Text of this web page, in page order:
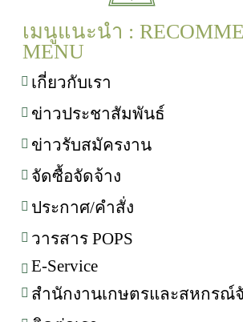
เมนูแนะนำ :
MENU
เกี่ยวกับเรา
ข่าวประชาสัมพันธ์
ข่าวรับสมัครงาน
จัดซื้อจัดจ้าง
ประกาศ/คำสั่ง
วารสาร POPS
E-Service
สำนักงานเกษตรและสหกรณ์